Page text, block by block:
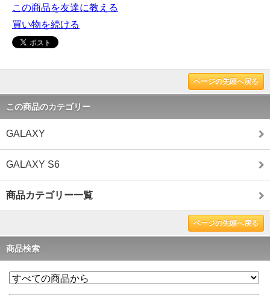
この商品を友達に教える
買い物を続ける
ページの先頭へ戻る
この商品のカテゴリー
GALAXY
GALAXY S6
商品カテゴリー一覧
ページの先頭へ戻る
商品検索